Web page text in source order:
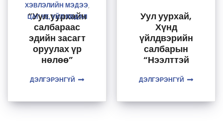
ХЭВЛЭЛИЙН МЭДЭЭ
ЦАГ ҮЕ, ҮЙЛ ЯВДАЛ
“Уул уурхайн
салбараас
эдийн засагт
оруулах үр
нөлөө”
ДЭЛГЭРЭНГҮЙ
Уул уурхай,
Хүнд
үйлдвэрийн
салбарын
“Нээлттэй
болно
ДЭЛГЭРЭНГҮЙ